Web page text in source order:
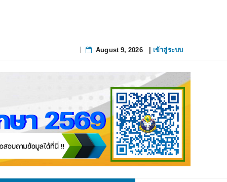
August 9, 2026| เข้าสู่ระบบ